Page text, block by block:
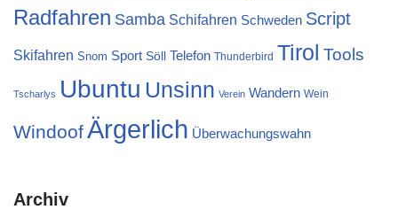
Radfahren Samba Schifahren Schweden Script
Skifahren Snom Sport Söll Telefon Thunderbird Tirol Tools
Tscharlys Ubuntu Unsinn Verein Wandern Wein
Windoof Ärgerlich Überwachungswahn
Archiv